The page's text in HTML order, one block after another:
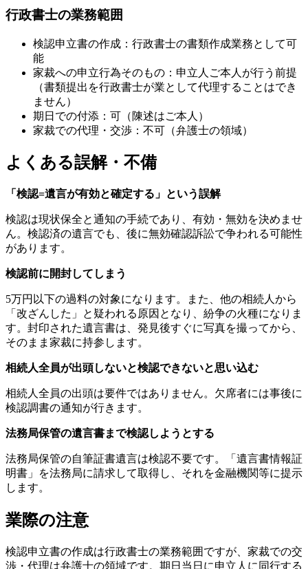
行政書士の業務範囲
検認申立書の作成：行政書士の書類作成業務として可
能
家裁への申立行為そのもの：申立人ご本人が行う前提
（書類提出を行政書士が業として代理することはでき
ません）
期日での付添：可（陳述はご本人）
家裁での代理・交渉：不可（弁護士の領域）
よくある誤解・不備
「検認=遺言が有効と確定する」という誤解
検認は現状保全と通知の手続であり、有効・無効を決めませ
ん。検認済の遺言でも、後に無効確認訴訟で争われる可能性
があります。
検認前に開封してしまう
5万円以下の過料の対象になります。また、他の相続人から
「改ざんした」と疑われる原因となり、紛争の火種になりま
す。封印された遺言書は、発見後すぐに写真を撮ってから、
そのまま家裁に持参します。
相続人全員が出頭しないと検認できないと思い込む
相続人全員の出頭は要件ではありません。欠席者には事後に
検認調書の通知が行きます。
法務局保管の遺言書まで検認しようとする
法務局保管の自筆証書遺言は検認不要です。「遺言書情報証
明書」を法務局に請求して取得し、それを金融機関等に提示
します。
業際の注意
検認申立書の作成は行政書士の業務範囲ですが、家裁での交
渉・代理は弁護士の領域です。期日当日に申立人に同行する